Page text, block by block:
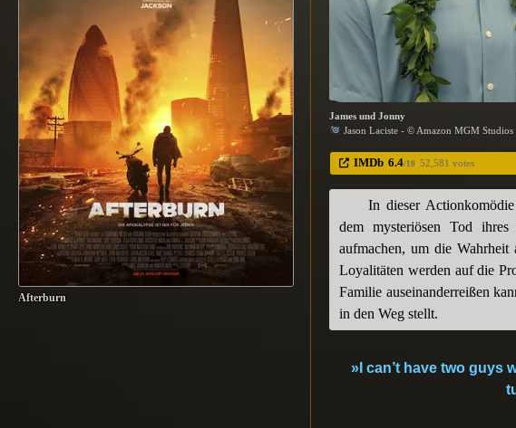
Afterburn
James und Jonny
Jason Laciste - © Amazon MGM Studios
IMDb 6.4/10 52,581 votes
In dieser
dem mysteriösen Tod
aufmachen, um die Wahrheit
Loyalitäten werden auf die
Familie auseinanderreißen
in den Weg stellt.
»I can’t have two guys